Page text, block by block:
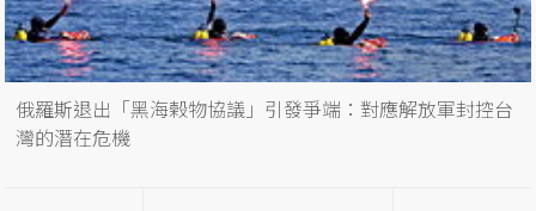
俄羅斯退出「黑海榖物協議」引發爭端：對應解放軍封控台
灣的潛在危機